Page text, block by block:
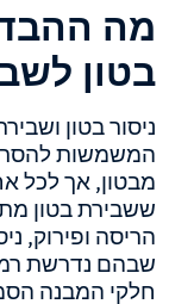
מה
בטון
ניסור בטון
המשמשות
מבטון, אך לכל
ששבירת בטון
הריסה ופירוק,
שבהם נדרשת
חלקי המבנה